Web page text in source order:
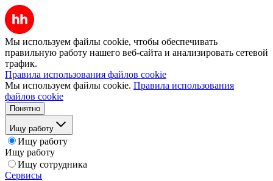
Мы используем файлы cookie, чтобы обеспечивать
правильную работу нашего веб-сайта и анализировать сетевой
трафик.
Правила использования файлов cookie
Мы используем файлы cookie. Правила использования
файлов cookie
Понятно
Ищу работу
Ищу работу
Ищу работу
Ищу сотрудника
Сервисы